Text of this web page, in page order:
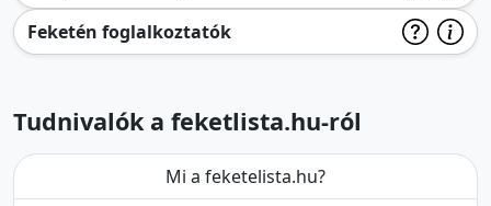
Feketén foglalkoztatók
Tudnivalók a feketlista.hu-ról
Mi a feketelista.hu?